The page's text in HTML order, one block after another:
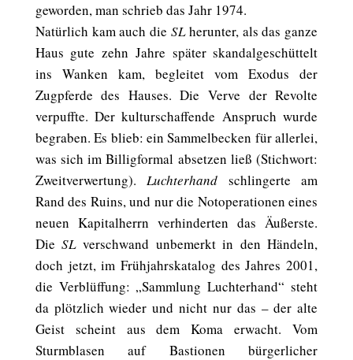
geworden, man schrieb das Jahr 1974.
Natürlich kam auch die SLherunter, als das ganze
Haus gute zehn Jahre später skandalgeschüttelt
ins Wanken kam, begleitet vom Exodus der
Zugpferde des Hauses. Die Verve der Revolte
verpuffte. Der kulturschaffende Anspruch wurde
begraben. Es blieb: ein Sammelbecken für allerlei,
was sich im Billigformal absetzen ließ (Stichwort:
Zweitverwertung).Luchterhand schlingerte am
Rand des Ruins, und nur die Notoperationen eines
neuen Kapitalherrn verhinderten das Äußerste.
DieSLverschwand unbemerkt in den Händeln,
doch jetzt, im Frühjahrskatalog des Jahres 2001,
die Verblüffung: „Sammlung Luchterhand“ steht
da plötzlich wieder und nicht nur das – der alte
Geist scheint aus dem Koma erwacht. Vom
Sturmblasen auf Bastionen bürgerlicher